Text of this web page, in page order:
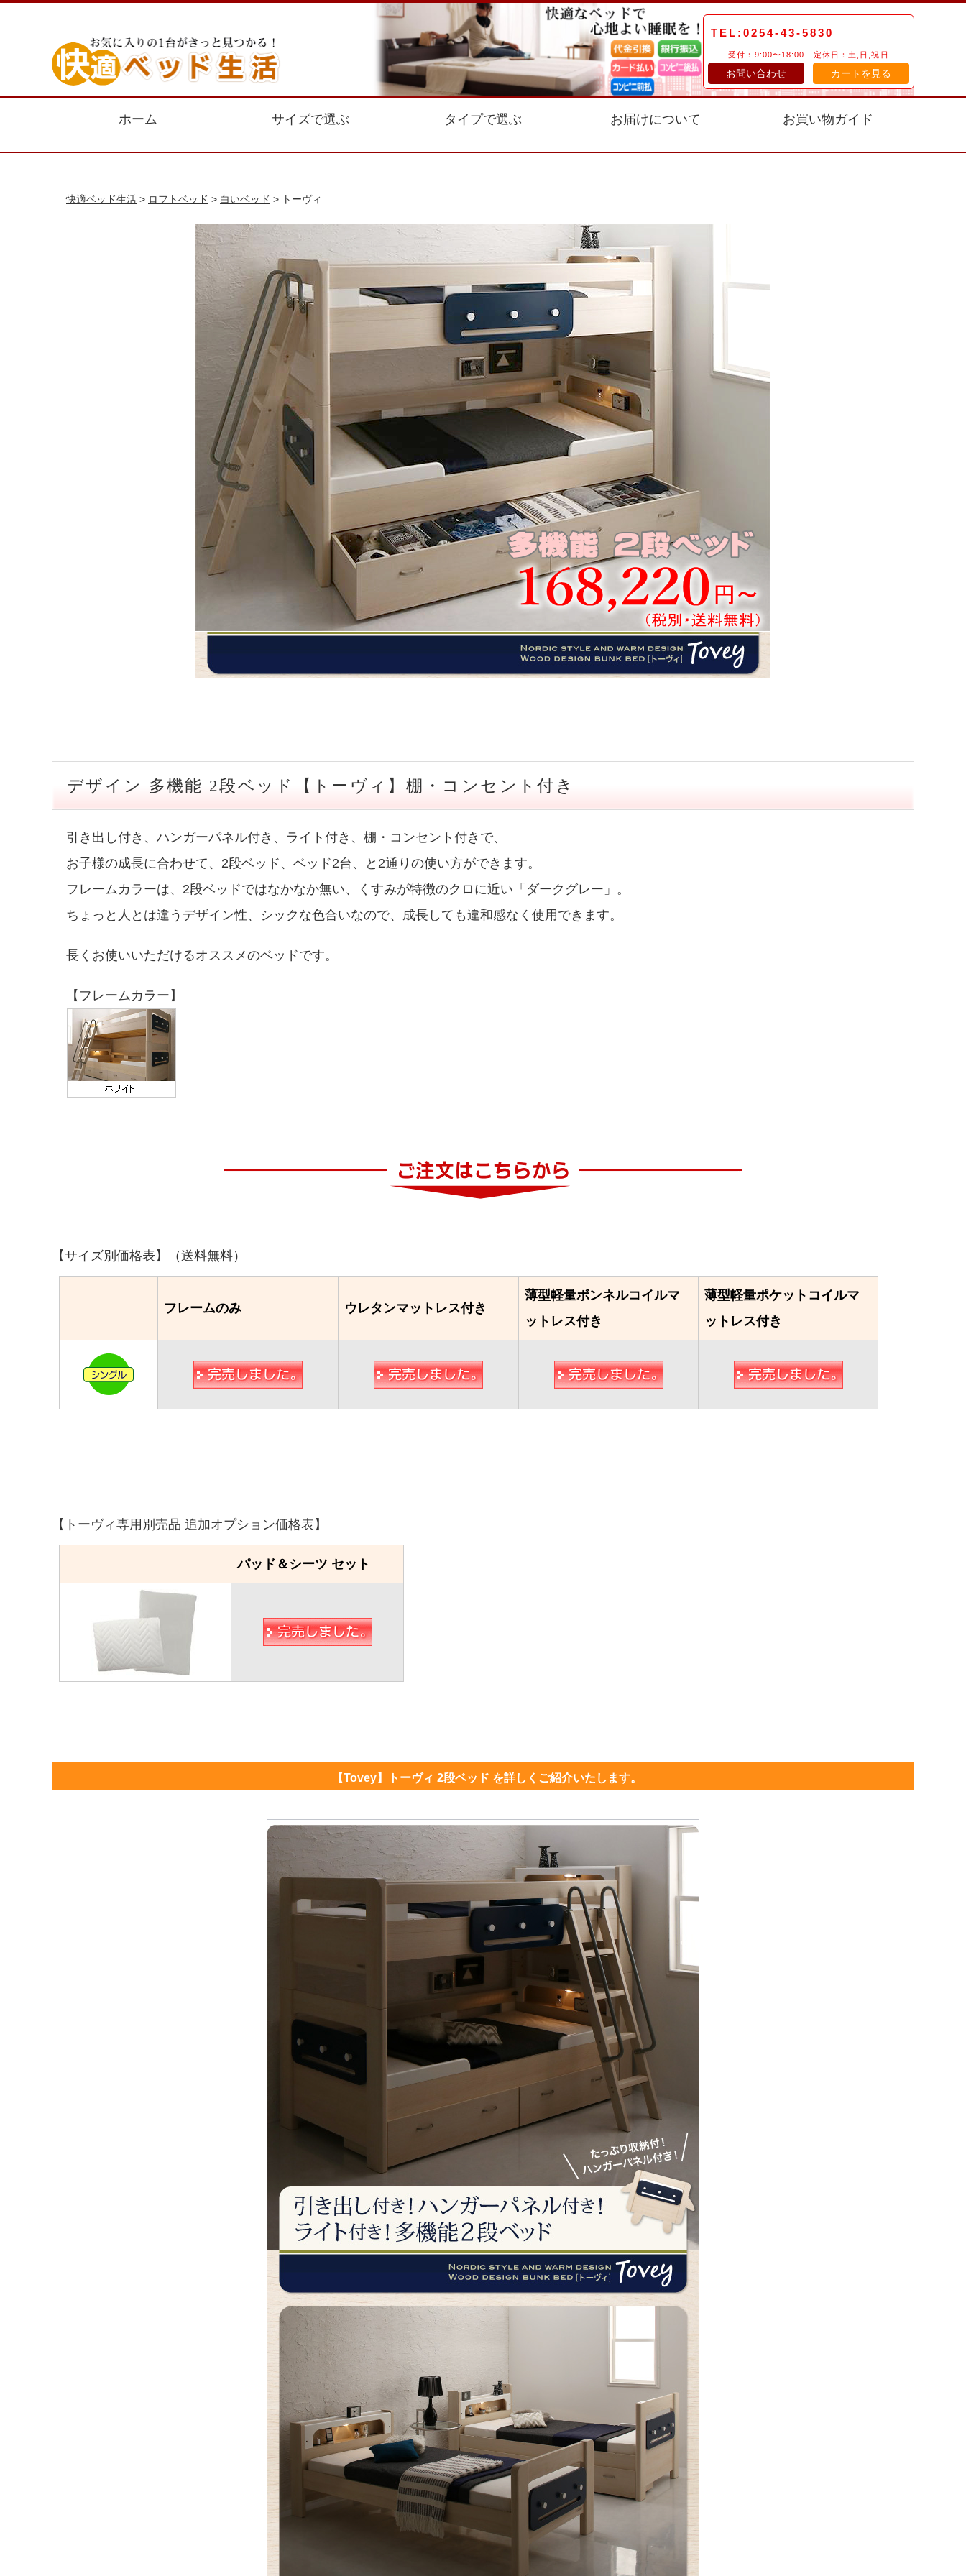
TEL:0254-43-5830
受付：9:00〜18:00 定休日：土,日,祝日
お問い合わせ カートを見る
ホーム サイズで選ぶ タイプで選ぶ お届けについて お買い物ガイド
快適ベッド生活 > ロフトベッド > 白いベッド > トーヴィ
デザイン 多機能 2段ベッド【トーヴィ】棚・コンセント付き
引き出し付き、ハンガーパネル付き、ライト付き、棚・コンセント付きで、
お子様の成長に合わせて、2段ベッド、ベッド2台、と2通りの使い方ができます。
フレームカラーは、2段ベッドではなかなか無い、くすみが特徴のクロに近い「ダークグレー」。
ちょっと人とは違うデザイン性、シックな色合いなので、成長しても違和感なく使用できます。
長くお使いいただけるオススメのベッドです。
【フレームカラー】
【サイズ別価格表】（送料無料）
フレームのみ ウレタンマットレス付き
薄型軽量ボンネルコイルマ
ットレス付き
薄型軽量ポケットコイルマ
ットレス付き
【トーヴィ専用別売品 追加オプション価格表】
パッド＆シーツ セット
【Tovey】トーヴィ 2段ベッド を詳しくご紹介いたします。